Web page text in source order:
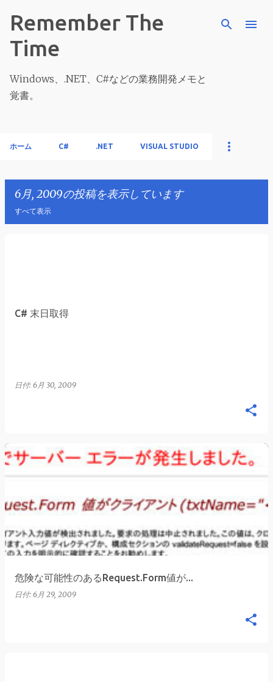
スキップしてメイン コンテンツに移動
Remember The
Time
Windows、.NET、C#などの業務開発メモと
覚書。
ホーム C# .NET VISUAL STUDIO
6月, 2009の投稿を表示しています
すべて表示
C# 末日取得
日付: 6月 30, 2009
危険な可能性のあるRequest.Form値が...
日付: 6月 29, 2009